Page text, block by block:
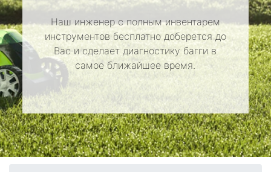
Наш инженер с полным инвентарем
инструментов бесплатно доберется до
Вас и сделает диагностику багги в
самое ближайшее время.